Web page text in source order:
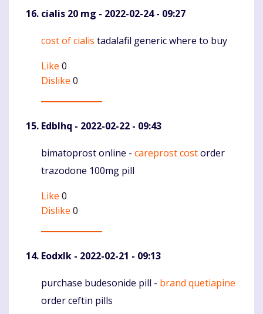
cialis 20 mg - 2022-02-24 - 09:27
Komentaras
cost of cialis tadalafil generic where to buy
Like 0
Dislike 0
Edblhq - 2022-02-22 - 09:43
Komentaras
bimatoprost online - careprost costorder
trazodone 100mg pill
Like 0
Dislike 0
Eodxlk - 2022-02-21 - 09:13
Komentaras
purchase budesonide pill - brand quetiapine
order ceftin pills